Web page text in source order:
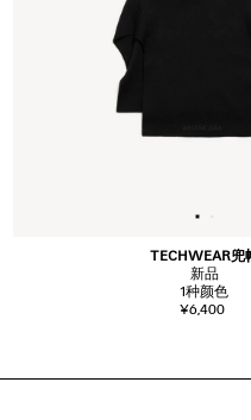
TECHWEAR兜
新品
1种颜色
¥6,400